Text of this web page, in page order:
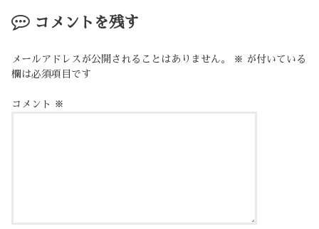
コメントを残す
メールアドレスが公開されることはありません。 ※ が付いている
欄は必須項目です
コメント ※